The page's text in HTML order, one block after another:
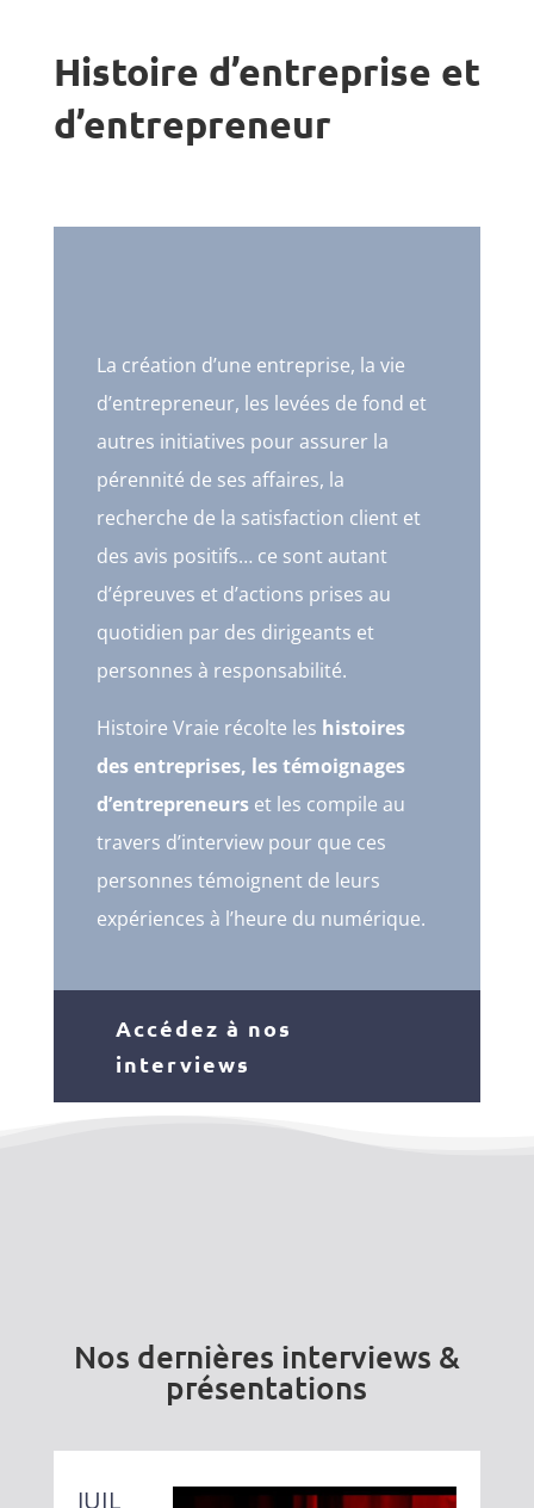
Histoire d’entreprise et
d’entrepreneur
La création d’une entreprise, la vie
d’entrepreneur, les levées de fond et
autres initiatives pour assurer la
pérennité de ses affaires, la
recherche de la satisfaction client et
des avis positifs… ce sont autant
d’épreuves et d’actions prises au
quotidien par des dirigeants et
personnes à responsabilité.
Histoire Vraie récolte les histoires
des entreprises, les témoignages
d’entrepreneurset les compile au
travers d’interview pour que ces
personnes témoignent de leurs
expériences à l’heure du numérique.
Accédez à nos
interviews
Nos dernières interviews &
présentations
JUIL